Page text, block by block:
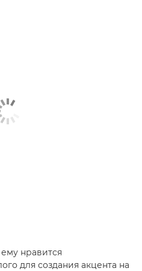
нравится
для создания акцента на